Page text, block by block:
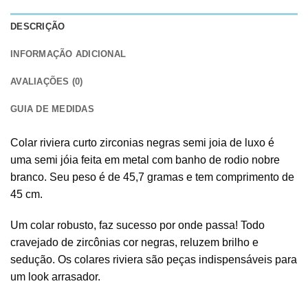
DESCRIÇÃO
INFORMAÇÃO ADICIONAL
AVALIAÇÕES (0)
GUIA DE MEDIDAS
Colar riviera curto zirconias negras semi joia de luxo é
uma semi jóia feita em metal com banho de rodio nobre
branco. Seu peso é de 45,7 gramas e tem comprimento de
45 cm.
Um colar robusto, faz sucesso por onde passa! Todo
cravejado de zircônias cor negras, reluzem brilho e
sedução. Os colares riviera são peças indispensáveis para
um look arrasador.